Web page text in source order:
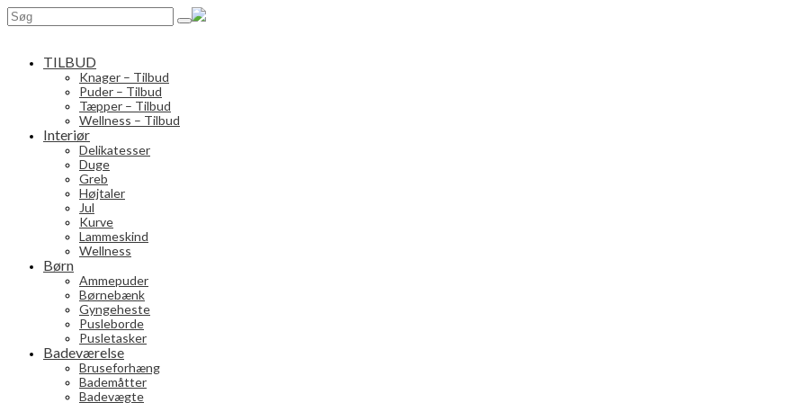
Search
for:
TILBUD
Knager – Tilbud
Puder – Tilbud
Tæpper – Tilbud
Wellness – Tilbud
Interiør
Delikatesser
Duge
Greb
Højtaler
Jul
Kurve
Lammeskind
Wellness
Børn
Ammepuder
Børnebænk
Gyngeheste
Pusleborde
Pusletasker
Badeværelse
Bruseforhæng
Bademåtter
Badevægte